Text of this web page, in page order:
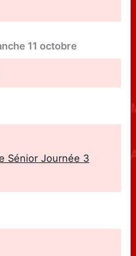
11 octobre
Sénior Journée 3